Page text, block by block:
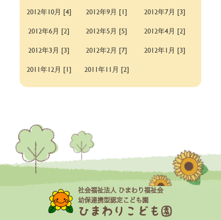
2012年10月 [4]
2012年9月 [1]
2012年7月 [3]
2012年6月 [2]
2012年5月 [5]
2012年4月 [2]
2012年3月 [3]
2012年2月 [7]
2012年1月 [3]
2011年12月 [1]
2011年11月 [2]
社会福祉法人 ひまわり福祉会
幼保連携型認定こども園
ひまわりこども園